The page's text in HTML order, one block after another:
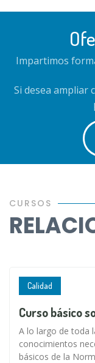
Impartimos
Si desea ampliar
CURSOS
Calidad
Curso básico
A lo largo de toda
conocimientos
básicos de la